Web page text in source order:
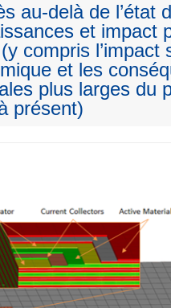
au-delà de l’état
et impact
compris l’impact
et les
plus larges du
présent)